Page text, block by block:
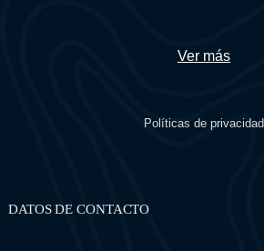
Ver más
Políticas de privacidad
DATOS DE CONTACTO